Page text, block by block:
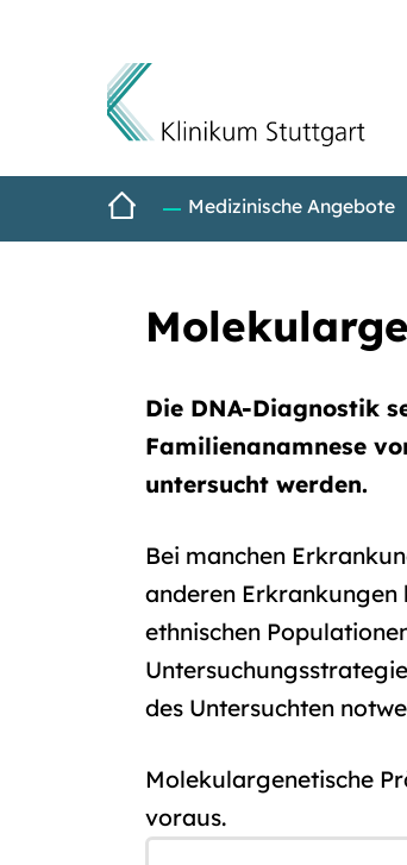
Direkt zum Inhalt
StartseiteMedizinische Angebote
Die DNA-Diagnostik
Familienanamnese
untersucht werden.
Bei manchen
anderen Erkrankungen
ethnischen
des Untersuchten
Molekulargenetische
voraus.